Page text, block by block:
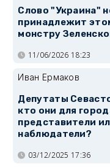
Слово "Украина"
принадлежит
монстру
11/06/2026 18:23
Иван Ермаков
Депутаты
кто они для
представители
наблюдатели?
03/12/2025 17:36